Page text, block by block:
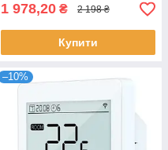
1 978,20 ₴ 2 198 ₴
Купити
–10%